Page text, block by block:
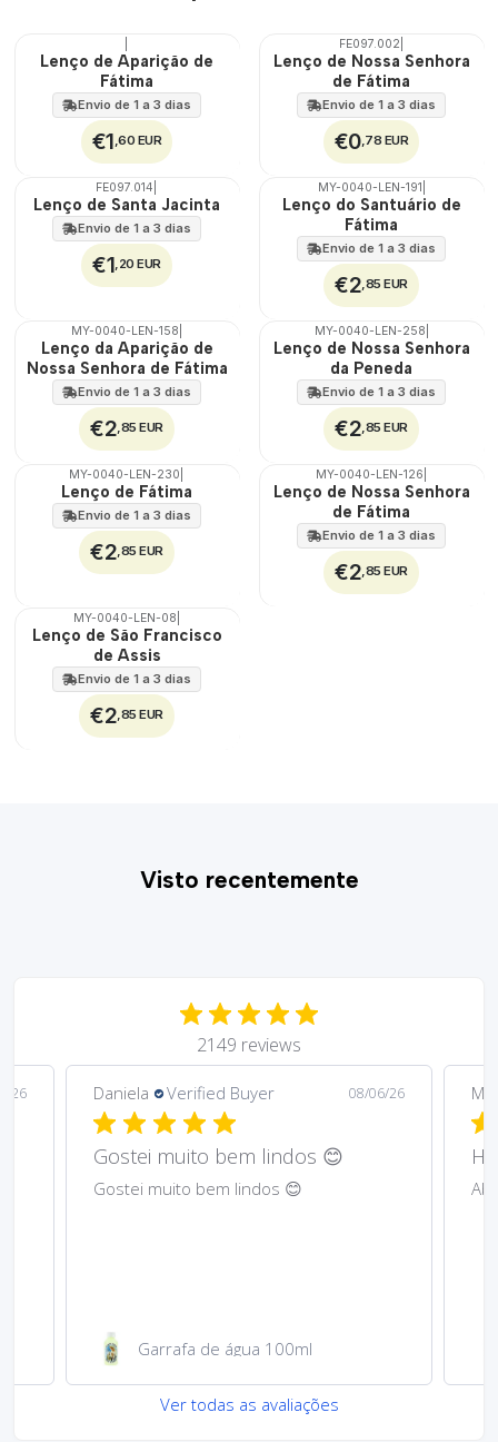
Lenço de Aparição de
Fátima
Envio de 1 a 3 dias
€1,60 EUR
FE097.002
Lenço de Nossa Senhora
de Fátima
Envio de 1 a 3 dias
€0,78 EUR
FE097.014
Lenço de Santa Jacinta
Envio de 1 a 3 dias
€1,20 EUR
🇵🇹
100%
MY-0040-LEN-191
Lenço do Santuário de
Fátima
Envio de 1 a 3 dias
€2,85 EUR
🇵🇹
100%
MY-0040-LEN-158
Lenço da Aparição de
Nossa Senhora de Fátima
Envio de 1 a 3 dias
€2,85 EUR
🇵🇹
100%
MY-0040-LEN-258
Lenço de Nossa Senhora
da Peneda
Envio de 1 a 3 dias
€2,85 EUR
🇵🇹
100%
MY-0040-LEN-230
Lenço de Fátima
Envio de 1 a 3 dias
€2,85 EUR
🇵🇹
100%
MY-0040-LEN-126
Lenço de Nossa Senhora
de Fátima
Envio de 1 a 3 dias
€2,85 EUR
🇵🇹
100%
MY-0040-LEN-08
Lenço de São Francisco
de Assis
Envio de 1 a 3 dias
€2,85 EUR
Visto recentemente
2149 reviews
26 Daniela Verified Buyer 08/06/26
Gostei muito bem lindos 😊
Gostei muito bem lindos 😊
Garrafa de água 100ml
Ver todas as avaliações